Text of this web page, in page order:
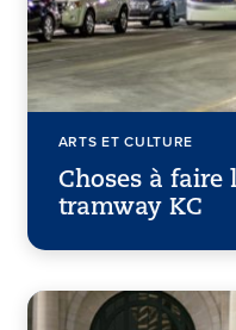
ARTS ET CULTURE
Choses à faire
tramway KC